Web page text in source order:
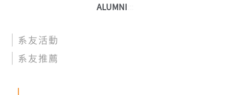
ALUMNI
系友活動
系友推薦